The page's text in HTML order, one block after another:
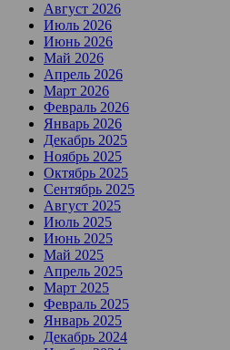
Август 2026
Июль 2026
Июнь 2026
Май 2026
Апрель 2026
Март 2026
Февраль 2026
Январь 2026
Декабрь 2025
Ноябрь 2025
Октябрь 2025
Сентябрь 2025
Август 2025
Июль 2025
Июнь 2025
Май 2025
Апрель 2025
Март 2025
Февраль 2025
Январь 2025
Декабрь 2024